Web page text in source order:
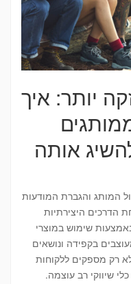
יותר: איך
אותה
המותג והגברת המודעות
הדרכים היצירתיות
שימוש במוצרי
בקפידה ונושאים
רק מספקים ללקוחות
שיווקי רב עוצמה.